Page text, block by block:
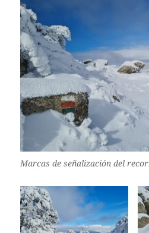
Marcas de señalización del